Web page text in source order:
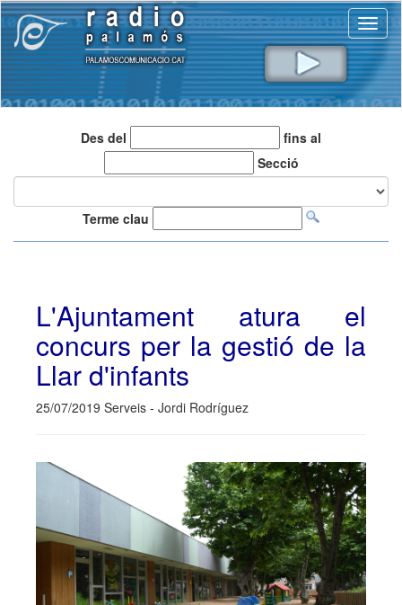
Des del
fins al
Secció
Terme clau
L'Ajuntament atura el
concurs per la gestió de la
Llar d'infants
25/07/2019 Serveis - Jordi Rodríguez